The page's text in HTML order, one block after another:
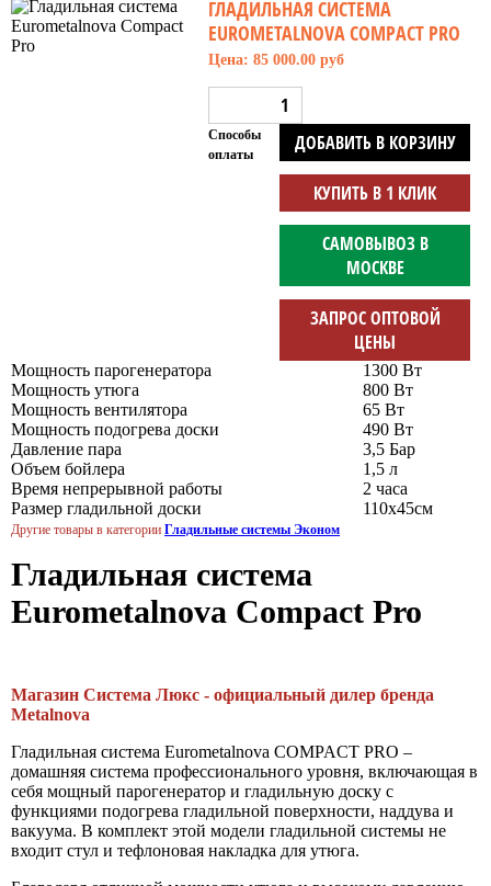
ГЛАДИЛЬНАЯ СИСТЕМА
EUROMETALNOVA COMPACT PRO
Цена: 85 000.00 руб
ДОБАВИТЬ В КОРЗИНУ
КУПИТЬ В 1 КЛИК
САМОВЫВОЗ В
МОСКВЕ
ЗАПРОС ОПТОВОЙ
ЦЕНЫ
Способы
оплаты
Мощность парогенератора
1300 Вт
Мощность утюга
800 Вт
Мощность вентилятора
65 Вт
Мощность подогрева доски
490 Вт
Давление пара
3,5 Бар
Объем бойлера
1,5 л
Время непрерывной работы
2 часа
Размер гладильной доски
110х45см
Другие товары в категории Гладильные системы Эконом
Гладильная система
Eurometalnova Compact Pro
Магазин Система Люкс - официальный дилер бренда
Metalnova
Гладильная система Eurometalnova COMPACT PRO –
домашняя система профессионального уровня, включающая в
себя мощный парогенератор и гладильную доску с
функциями подогрева гладильной поверхности, наддува и
вакуума. В комплект этой модели гладильной системы не
входит стул и тефлоновая накладка для утюга.